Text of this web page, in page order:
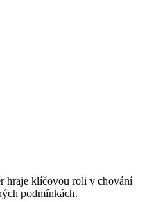
hraje klíčovou roli v chování
podmínkách.